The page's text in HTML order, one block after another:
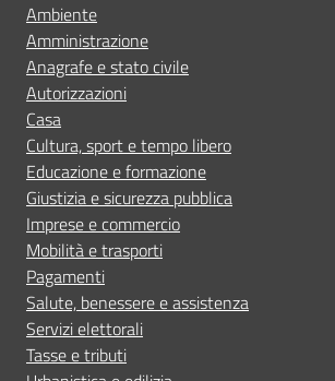
Ambiente
Amministrazione
Anagrafe e stato civile
Autorizzazioni
Casa
Cultura, sport e tempo libero
Educazione e formazione
Giustizia e sicurezza pubblica
Imprese e commercio
Mobilità e trasporti
Pagamenti
Salute, benessere e assistenza
Servizi elettorali
Tasse e tributi